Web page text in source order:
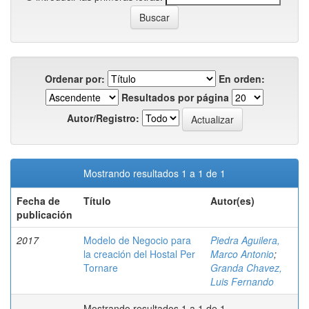
Ordenar por:
En orden:
Resultados por página
Autor/Registro:
Mostrando resultados 1 a 1 de 1
Fecha de
publicación
Título Autor(es)
2017
Modelo de Negocio para
la creación del Hostal Per
Tornare
Piedra Aguilera,
Marco Antonio;
Granda Chavez,
Luis Fernando